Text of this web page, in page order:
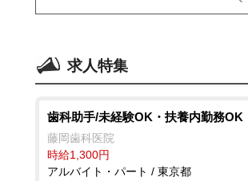
求人特集
歯科助手/未経験OK・扶養内勤務OK
藤岡歯科医院
時給1,300円
アルバイト・パート / 東京都